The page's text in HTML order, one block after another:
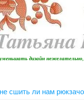
дизайн
сшить ли нам